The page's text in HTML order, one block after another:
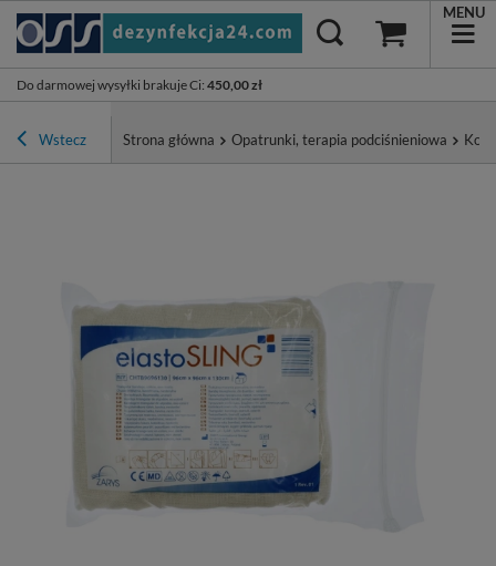
Do darmowej wysyłki brakuje Ci: 450,00 zł
MENU
Wstecz Strona główna Opatrunki, terapia podciśnieniowa